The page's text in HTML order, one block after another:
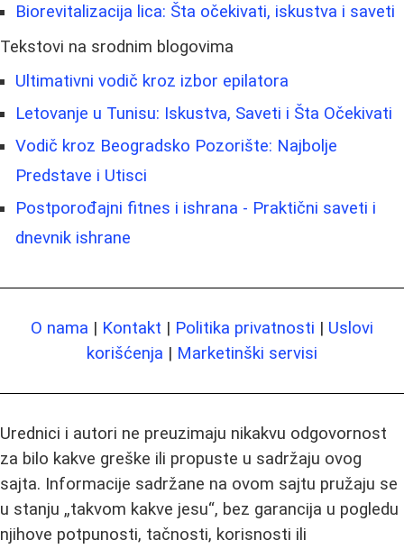
Biorevitalizacija lica: Šta očekivati, iskustva i saveti
Tekstovi na srodnim blogovima
Ultimativni vodič kroz izbor epilatora
Letovanje u Tunisu: Iskustva, Saveti i Šta Očekivati
Vodič kroz Beogradsko Pozorište: Najbolje
Predstave i Utisci
Postporođajni fitnes i ishrana - Praktični saveti i
dnevnik ishrane
O nama | Kontakt | Politika privatnosti | Uslovi
korišćenja | Marketinški servisi
Urednici i autori ne preuzimaju nikakvu odgovornost
za bilo kakve greške ili propuste u sadržaju ovog
sajta. Informacije sadržane na ovom sajtu pružaju se
u stanju „takvom kakve jesu“, bez garancija u pogledu
njihove potpunosti, tačnosti, korisnosti ili